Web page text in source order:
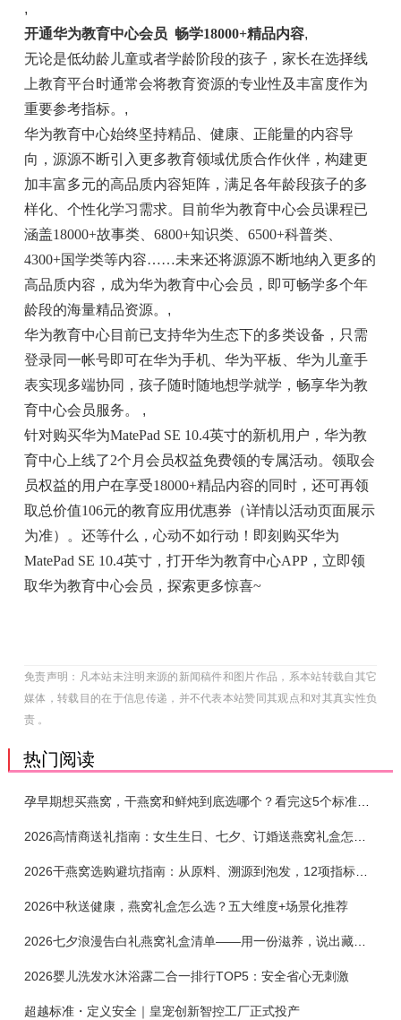
,
开通华为教育中心会员 畅学18000+精品内容,
无论是低幼龄儿童或者学龄阶段的孩子，家长在选择线
上教育平台时通常会将教育资源的专业性及丰富度作为
重要参考指标。 ,
华为教育中心始终坚持精品、健康、正能量的内容导
向，源源不断引入更多教育领域优质合作伙伴，构建更
加丰富多元的高品质内容矩阵，满足各年龄段孩子的多
样化、个性化学习需求。目前华为教育中心会员课程已
涵盖18000+故事类、6800+知识类、6500+科普类、
4300+国学类等内容……未来还将源源不断地纳入更多的
高品质内容，成为华为教育中心会员，即可畅学多个年
龄段的海量精品资源。 ,
华为教育中心目前已支持华为生态下的多类设备，只需
登录同一帐号即可在华为手机、华为平板、华为儿童手
表实现多端协同，孩子随时随地想学就学，畅享华为教
育中心会员服务。 ,
针对购买华为MatePad SE 10.4英寸的新机用户，华为教
育中心上线了2个月会员权益免费领的专属活动。领取会
员权益的用户在享受18000+精品内容的同时，还可再领
取总价值106元的教育应用优惠券（详情以活动页面展示
为准）。还等什么，心动不如行动！即刻购买华为
MatePad SE 10.4英寸，打开华为教育中心APP，立即领
取华为教育中心会员，探索更多惊喜~
免责声明：凡本站未注明来源的新闻稿件和图片作品，系本站转载自其它
媒体，转载目的在于信息传递，并不代表本站赞同其观点和对其真实性负
责 。
热门阅读
孕早期想买燕窝，干燕窝和鲜炖到底选哪个？看完这5个标准再下单
2026干燕窝选购避坑指南：从原料、溯源到泡发，12项指标判断靠谱燕窝
2026中秋送健康，燕窝礼盒怎么选？五大维度+场景化推荐
2026七夕浪漫告白礼燕窝礼盒清单——用一份滋养，说出藏在心底的爱
2026婴儿洗发水沐浴露二合一排行TOP5：安全省心无刺激
超越标准・定义安全｜皇宠创新智控工厂正式投产